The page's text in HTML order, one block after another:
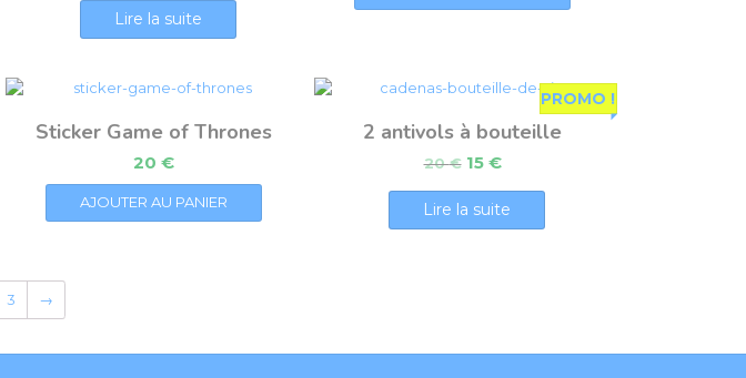
Lire la suite
Sticker Game of Thrones
20€
AJOUTER AU PANIER
PROMO !
2 antivols à bouteille
20€ 15 €
Lire la suite
3 →